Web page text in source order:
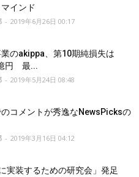
インド
- 2019年6月26日 00:17
のakippa、第10期純損失は
円 最...
- 2019年5月24日 08:48
コメントが秀逸なNewsPicksの
- 2019年3月16日 04:12
実装するための研究会」発足